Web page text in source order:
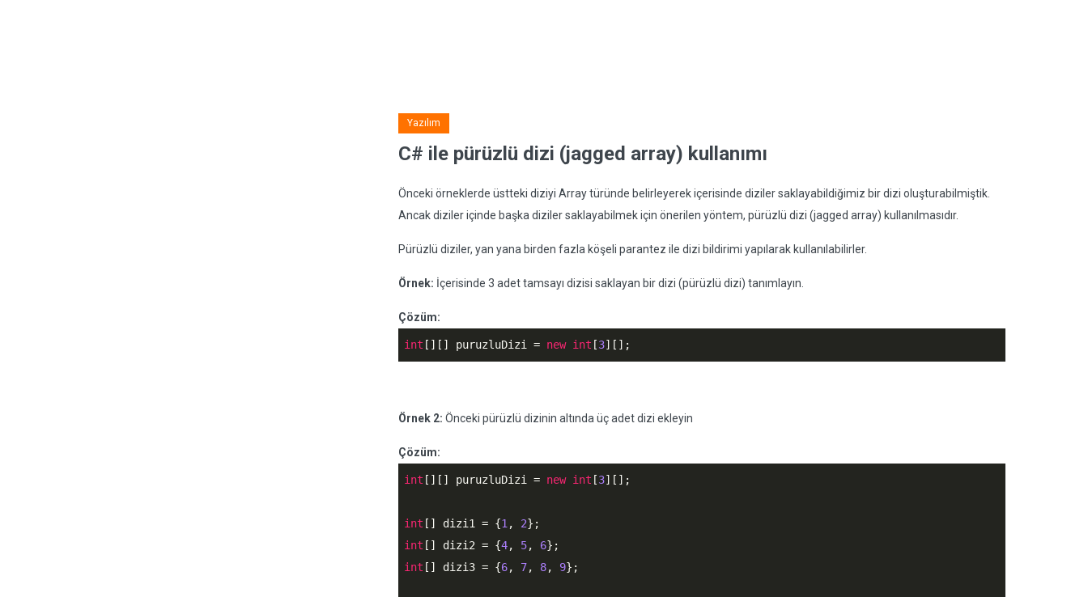
Yazılım
C# ile pürüzlü dizi (jagged array) kullanımı
Önceki örneklerde üstteki diziyi Array türünde belirleyerek içerisinde diziler saklayabildiğimiz bir dizi oluşturabilmiştik.
Ancak diziler içinde başka diziler saklayabilmek için önerilen yöntem, pürüzlü dizi (jagged array) kullanılmasıdır.
Pürüzlü diziler, yan yana birden fazla köşeli parantez ile dizi bildirimi yapılarak kullanılabilirler.
Örnek: İçerisinde 3 adet tamsayı dizisi saklayan bir dizi (pürüzlü dizi) tanımlayın.
Çözüm:
int [][] puruzluDizi = new int [3][];
Örnek 2: Önceki pürüzlü dizinin altında üç adet dizi ekleyin
Çözüm:
int [][] puruzluDizi = new int [3][];
int [] dizi1 = {1 , 2
int [] dizi2 = {4, 5, 6
int [] dizi3 = {6, 7, 8, 9};